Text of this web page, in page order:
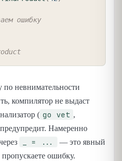
ошибку
невнимательности
компилятор не выдаст
( go vet ,
Намеренно
_ = ...
— это явный
ошибку.